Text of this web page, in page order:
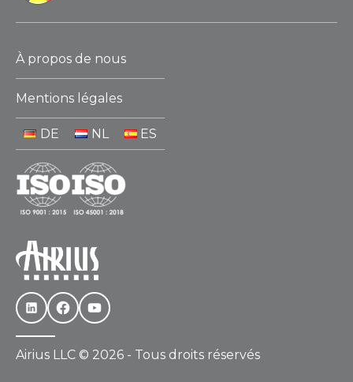
À propos de nous
Mentions légales
DE NL ES
Airius LLC © 2026 - Tous droits réservés